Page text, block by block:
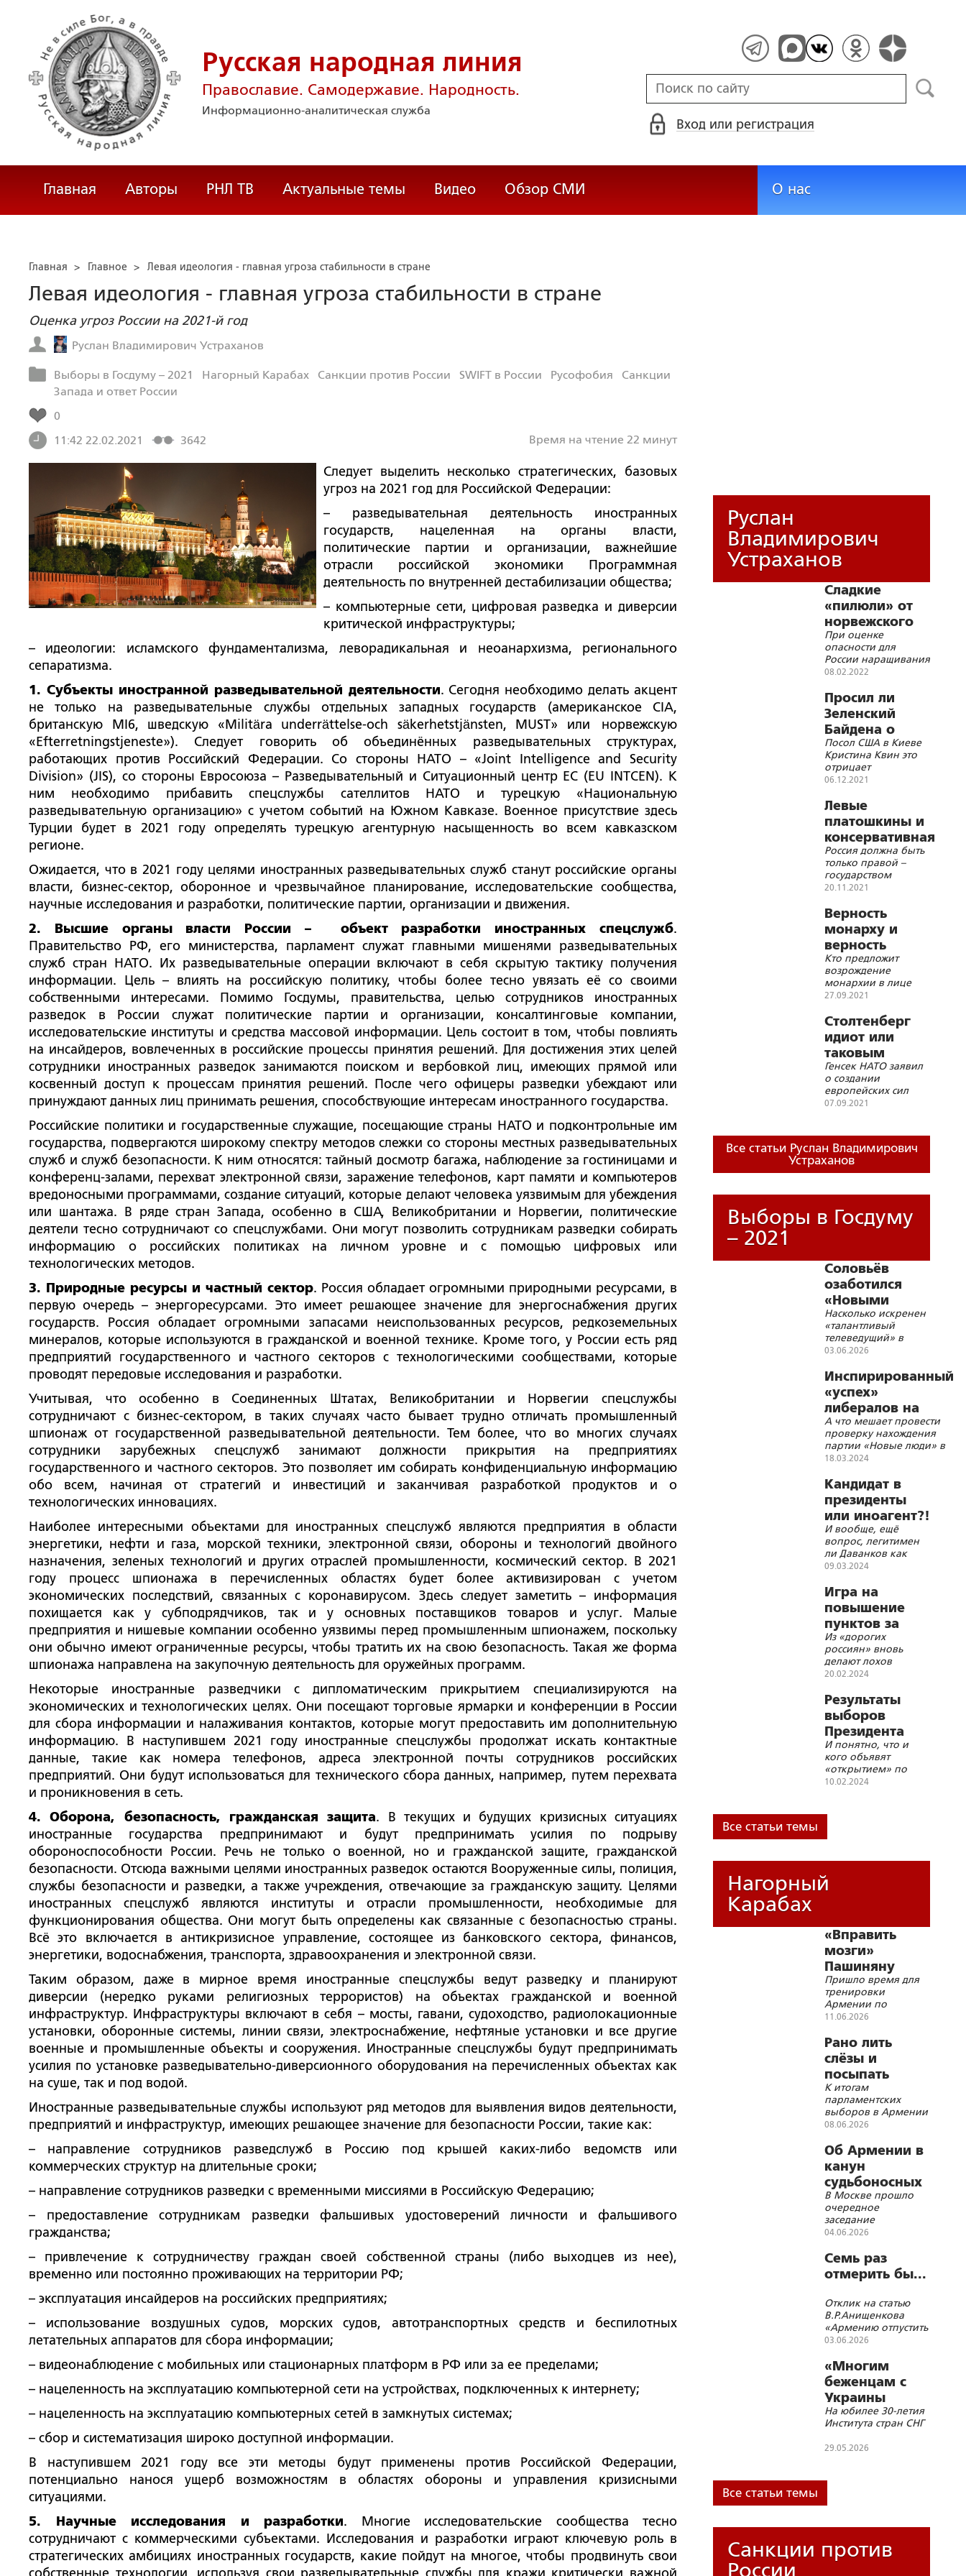
Русская народная линия
Православие. Самодержавие. Народность.
Информационно-аналитическая служба
Вход или регистрация
Главная Авторы РНЛ ТВ Актуальные темы Видео Обзор СМИ О нас
Главная > Главное > Левая идеология - главная угроза стабильности в стране
Левая идеология - главная угроза стабильности в стране
Оценка угроз России на 2021-й год
Руслан Владимирович Устраханов
Выборы в Госдуму – 2021 Нагорный Карабах Санкции против России SWIFT в России Русофобия
Санкции
Запада и ответ России
0
11:42 22.02.2021
3642 Время на чтение 22 минут
Следует выделить несколько стратегических, базовых
угроз на 2021 год для Российской Федерации:
– разведывательная деятельность иностранных
государств, нацеленная на органы власти,
политические партии и организации, важнейшие
отрасли российской экономики Программная
деятельность по внутренней дестабилизации общества;
– компьютерные сети, цифровая разведка и диверсии
критической инфраструктуры;
– идеологии: исламского фундаментализма, леворадикальная и неоанархизма, регионального
сепаратизма.
1. Субъекты иностранной разведывательной деятельности. Сегодня необходимо делать акцент
не только на разведывательные службы отдельных западных государств (американское CIA,
британскую MI6, шведскую «Militära underrättelse-och säkerhetstjänsten, MUST» или норвежскую
«Efterretningstjeneste»). Следует говорить об объединённых разведывательных структурах,
работающих против Российский Федерации. Со стороны НАТО – «Joint Intelligence and Security
Division» (JIS), со стороны Евросоюза – Разведывательный и Ситуационный центр ЕС (EU INTCEN). К
ним необходимо прибавить спецслужбы сателлитов НАТО и турецкую «Национальную
разведывательную организацию» с учетом событий на Южном Кавказе. Военное присутствие здесь
Турции будет в 2021 году определять турецкую агентурную насыщенность во всем кавказском
регионе.
Ожидается, что в 2021 году целями иностранных разведывательных служб станут российские органы
власти, бизнес-сектор, оборонное и чрезвычайное планирование, исследовательские сообщества,
научные исследования и разработки, политические партии, организации и движения.
2. Высшие органы власти России – объект разработки иностранных спецслужб.
Правительство РФ, его министерства, парламент служат главными мишенями разведывательных
служб стран НАТО. Их разведывательные операции включают в себя скрытую тактику получения
информации. Цель – влиять на российскую политику, чтобы более тесно увязать её со своими
собственными интересами. Помимо Госдумы, правительства, целью сотрудников иностранных
разведок в России служат политические партии и организации, консалтинговые компании,
исследовательские институты и средства массовой информации. Цель состоит в том, чтобы повлиять
на инсайдеров, вовлеченных в российские процессы принятия решений. Для достижения этих целей
сотрудники иностранных разведок занимаются поиском и вербовкой лиц, имеющих прямой или
косвенный доступ к процессам принятия решений. После чего офицеры разведки убеждают или
принуждают данных лиц принимать решения, способствующие интересам иностранного государства.
Российские политики и государственные служащие, посещающие страны НАТО и подконтрольные им
государства, подвергаются широкому спектру методов слежки со стороны местных разведывательных
служб и служб безопасности. К ним относятся: тайный досмотр багажа, наблюдение за гостиницами и
конференц-залами, перехват электронной связи, заражение телефонов, карт памяти и компьютеров
вредоносными программами, создание ситуаций, которые делают человека уязвимым для убеждения
или шантажа. В ряде стран Запада, особенно в США, Великобритании и Норвегии, политические
деятели тесно сотрудничают со спецслужбами. Они могут позволить сотрудникам разведки собирать
информацию о российских политиках на личном уровне и с помощью цифровых или
технологических методов.
3. Природные ресурсы и частный сектор. Россия обладает огромными природными ресурсами, в
первую очередь – энергоресурсами. Это имеет решающее значение для энергоснабжения других
государств. Россия обладает огромными запасами неиспользованных ресурсов, редкоземельных
минералов, которые используются в гражданской и военной технике. Кроме того, у России есть ряд
предприятий государственного и частного секторов с технологическими сообществами, которые
проводят передовые исследования и разработки.
Учитывая, что особенно в Соединенных Штатах, Великобритании и Норвегии спецслужбы
сотрудничают с бизнес-сектором, в таких случаях часто бывает трудно отличать промышленный
шпионаж от государственной разведывательной деятельности. Тем более, что во многих случаях
сотрудники зарубежных спецслужб занимают должности прикрытия на предприятиях
государственного и частного секторов. Это позволяет им собирать конфиденциальную информацию
обо всем, начиная от стратегий и инвестиций и заканчивая разработкой продуктов и о
технологических инновациях.
Наиболее интересными объектами для иностранных спецслужб являются предприятия в области
энергетики, нефти и газа, морской техники, электронной связи, обороны и технологий двойного
назначения, зеленых технологий и других отраслей промышленности, космический сектор. В 2021
году процесс шпионажа в перечисленных областях будет более активизирован с учетом
экономических последствий, связанных с коронавирусом. Здесь следует заметить – информация
похищается как у субподрядчиков, так и у основных поставщиков товаров и услуг. Малые
предприятия и нишевые компании особенно уязвимы перед промышленным шпионажем, поскольку
они обычно имеют ограниченные ресурсы, чтобы тратить их на свою безопасность. Такая же форма
шпионажа направлена на закупочную деятельность для оружейных программ.
Некоторые иностранные разведчики с дипломатическим прикрытием специализируются на
экономических и технологических целях. Они посещают торговые ярмарки и конференции в России
для сбора информации и налаживания контактов, которые могут предоставить им дополнительную
информацию. В наступившем 2021 году иностранные спецслужбы продолжат искать контактные
данные, такие как номера телефонов, адреса электронной почты сотрудников российских
предприятий. Они будут использоваться для технического сбора данных, например, путем перехвата
и проникновения в сеть.
4. Оборона, безопасность, гражданская защита. В текущих и будущих кризисных ситуациях
иностранные государства предпринимают и будут предпринимать усилия по подрыву
обороноспособности России. Речь не только о военной, но и гражданской защите, гражданской
безопасности. Отсюда важными целями иностранных разведок остаются Вооруженные силы, полиция,
службы безопасности и разведки, а также учреждения, отвечающие за гражданскую защиту. Целями
иностранных спецслужб являются институты и отрасли промышленности, необходимые для
функционирования общества. Они могут быть определены как связанные с безопасностью страны.
Всё это включается в антикризисное управление, состоящее из банковского сектора, финансов,
энергетики, водоснабжения, транспорта, здравоохранения и электронной связи.
Таким образом, даже в мирное время иностранные спецслужбы ведут разведку и планируют
диверсии (нередко руками религиозных террористов) на объектах гражданской и военной
инфраструктур. Инфраструктуры включают в себя – мосты, гавани, судоходство, радиолокационные
установки, оборонные системы, линии связи, электроснабжение, нефтяные установки и все другие
военные и промышленные объекты и сооружения. Иностранные спецслужбы будут предпринимать
усилия по установке разведывательно-диверсионного оборудования на перечисленных объектах как
на суше, так и под водой.
Иностранные разведывательные службы используют ряд методов для выявления видов деятельности,
предприятий и инфраструктур, имеющих решающее значение для безопасности России, такие как:
– направление сотрудников разведслужб в Россию под крышей каких-либо ведомств или
коммерческих структур на длительные сроки;
– направление сотрудников разведки с временными миссиями в Российскую Федерацию;
– предоставление сотрудникам разведки фальшивых удостоверений личности и фальшивого
гражданства;
– привлечение к сотрудничеству граждан своей собственной страны (либо выходцев из нее),
временно или постоянно проживающих на территории РФ;
– эксплуатация инсайдеров на российских предприятиях;
– использование воздушных судов, морских судов, автотранспортных средств и беспилотных
летательных аппаратов для сбора информации;
– видеонаблюдение с мобильных или стационарных платформ в РФ или за ее пределами;
– нацеленность на эксплуатацию компьютерной сети на устройствах, подключенных к интернету;
– нацеленность на эксплуатацию компьютерных сетей в замкнутых системах;
– сбор и систематизация широко доступной информации.
В наступившем 2021 году все эти методы будут применены против Российской Федерации,
потенциально нанося ущерб возможностям в областях обороны и управления кризисными
ситуациями.
5. Научные исследования и разработки. Многие исследовательские сообщества тесно
сотрудничают с коммерческими субъектами. Исследования и разработки играют ключевую роль в
стратегических амбициях иностранных государств, какие пойдут на многое, чтобы продвинуть свои
собственные технологии, используя свои разведывательные службы для кражи критически важной
Руслан
Владимирович
Устраханов
Сладкие
«пилюли» от
норвежского
МИД
При оценке
опасности для
России наращивания
натовского
Норвегии следует
исходить из
понимания
«психотипа»
государственной
организации стран
Запада
08.02.2022
Просил ли
Зеленский
Байдена о
трудоустройстве?
Посол США в Киеве
Кристина Квин это
отрицает
06.12.2021
Левые
платошкины и
консервативная
Россия
Россия должна быть
только правой –
государством
«здорового
другого пути просто
20.11.2021
Верность
монарху и
верность
Президенту
Кто предложит
возрождение
монархии в лице
действующего Главы
Национального
лидера страны?
27.09.2021
Столтенберг
идиот или
таковым
прикидывается
Генсек НАТО заявил
о создании
европейских сил
быстрого
07.09.2021
Все статьи Руслан Владимирович
Устраханов
Выборы в Госдуму
– 2021
Соловьёв
озаботился
«Новыми
людьми» – к
чему бы это?
Насколько искренен
«талантливый
телеведущий» в
своих заключениях?
03.06.2026
Инспирированный
«успех»
либералов на
выборах
президента
А что мешает провести
проверку нахождения
партии «Новые люди» в
Госдуме?
18.03.2024
Кандидат в
президенты
или иноагент?!
И вообще, ещё
вопрос, легитимен
ли Даванков как
кандидат?
09.03.2024
Игра на
повышение
пунктов за
Даванкова
началась
Из «дорогих
россиян» вновь
делают лохов
20.02.2024
Результаты
выборов
Президента
России уже
ясны
И понятно, что и
кого объявят
«открытием» по
итогам голосования
10.02.2024
Все статьи темы
Нагорный
Карабах
«Вправить
мозги»
Пашиняну
поворотом
газовой
задвижки
Пришло время для
тренировки
Армении по
вступлению в ЕС
11.06.2026
Рано лить
слёзы и
посыпать
голову пеплом
К итогам
парламентских
выборов в Армении
08.06.2026
Об Армении в
канун
судьбоносных
выборов
В Москве прошло
очередное
заседание
Лазаревского клуба
04.06.2026
Семь раз
отмерить бы...
Отклик на статью
В.Р.Анищенкова
«Армению отпустить
или сохранить?»
03.06.2026
«Многим
беженцам с
Украины
Институт
помогал
выжить»
На юбилее 30-летия
Института стран СНГ
29.05.2026
Все статьи темы
Санкции против
России